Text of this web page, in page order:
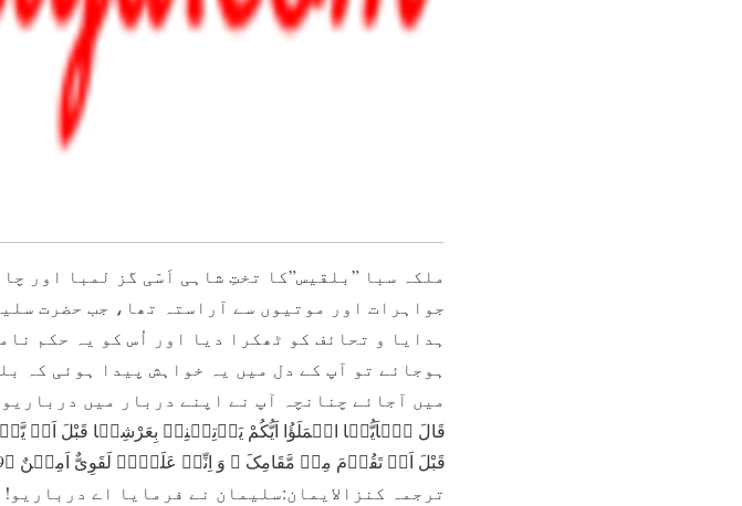
ملکہ سبا ”بلقیس”کا تختِ شاہی اَسّی گز لمبا اور
جواہرات اور موتیوں سے آراستہ تھا، جب حضرت
ہدایا و تحائف کو ٹھکرا دیا اور اُس کو یہ حکم
ہوجائے تو آپ کے دل میں یہ خواہش پیدا ہوئی کہ
میں آجائے چنانچہ آپ نے اپنے دربار میں
قَبْلَ اَنۡ تَقُوۡمَ مِنۡ مَّقَامِکَ ۚ وَ اِنِّیۡ عَلَیۡہِ لَقَوِیٌّ اَمِیۡنٌ ﴿39﴾ (پ 19،النمل: 38،39)
ترجمہ کنزالایمان:سلیمان نے فرمایا اے